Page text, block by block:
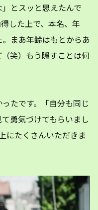
とスッと思えたんで
した上で、本名、年
まあ年齢はもとからあ
笑）もう隠すことは何
たです。「自分も同じ
勇気づけてもらいまし
にたくさんいただきま